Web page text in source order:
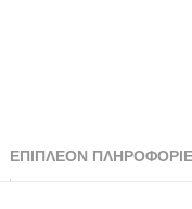
ΕΠΙΠΛΈΟΝ